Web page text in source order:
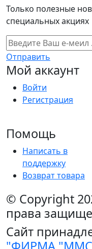
Только полезные
специальных акциях
Отправить
Мой аккаунт
Войти
Регистрация
Помощь
Написать в
поддержку
Возврат товара
© Copyright
права
Сайт
"ФИРМА